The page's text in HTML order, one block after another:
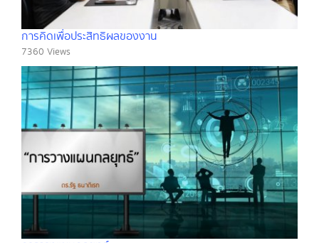
การคิดเพื่อประสิทธิผลของงาน
7360 Views